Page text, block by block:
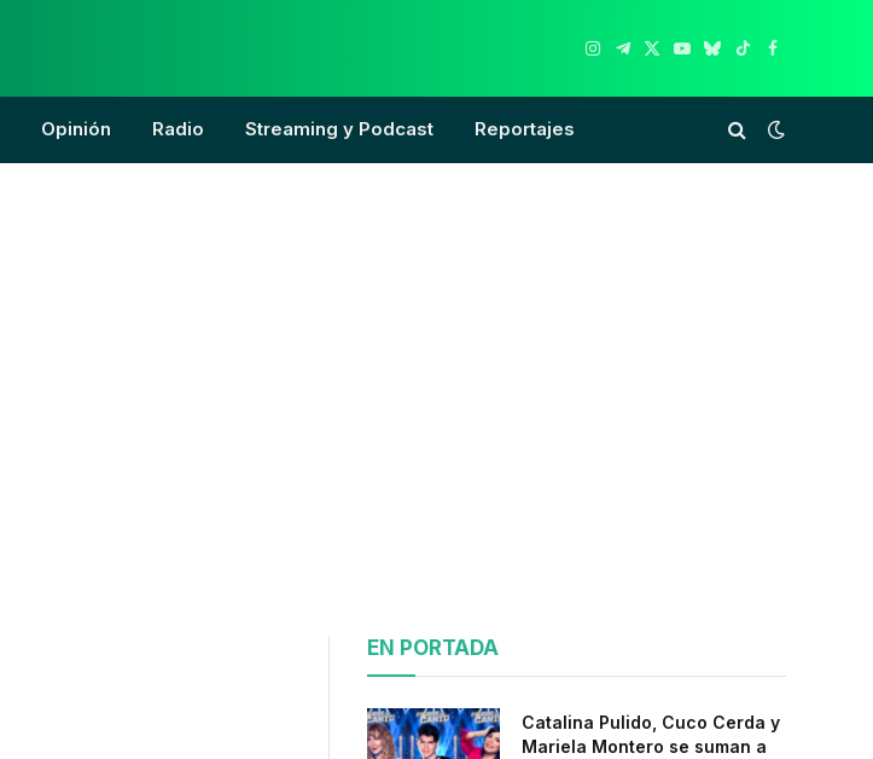
Instagram
Telegram
X
YouTube
Bluesky
TikTokFacebook
Opinión Radio Streaming y Podcast Reportajes
EN PORTADA
Catalina Pulido, Cuco Cerda y
Mariela Montero se suman a